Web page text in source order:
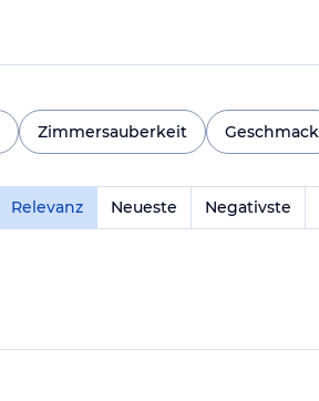
Zimmersauberkeit Geschmack
Relevanz Neueste Negativste